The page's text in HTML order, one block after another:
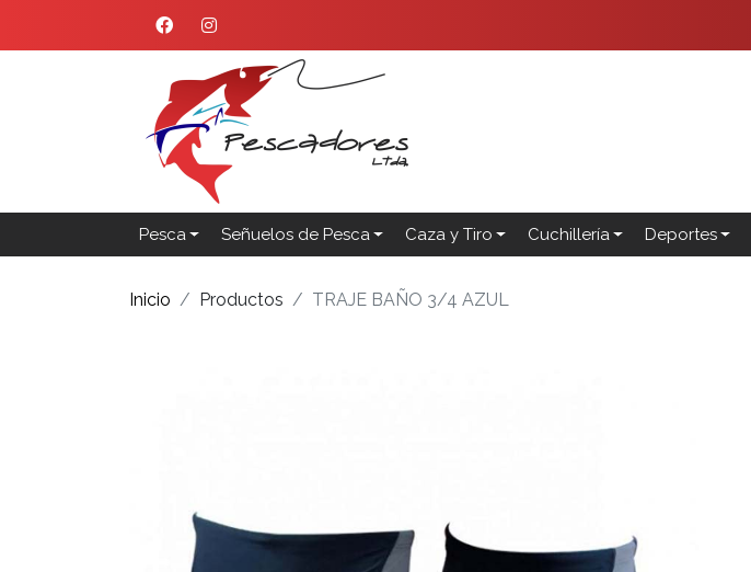
Pesca Señuelos de Pesca Caza y Tiro Cuchillería Deportes
Inicio Productos TRAJE BAÑO 3/4 AZUL